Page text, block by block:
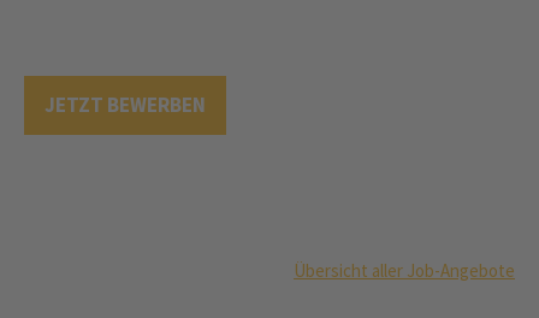
JETZT BEWERBEN
Übersicht aller Job-Angebote